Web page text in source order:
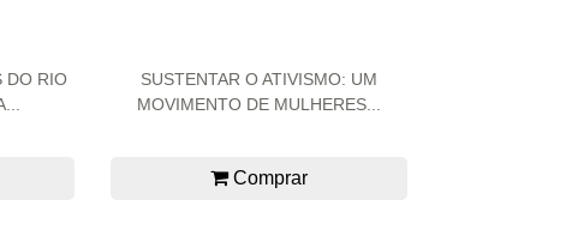
DO RIO
SUSTENTAR O ATIVISMO: UM
MOVIMENTO DE MULHERES...
Comprar